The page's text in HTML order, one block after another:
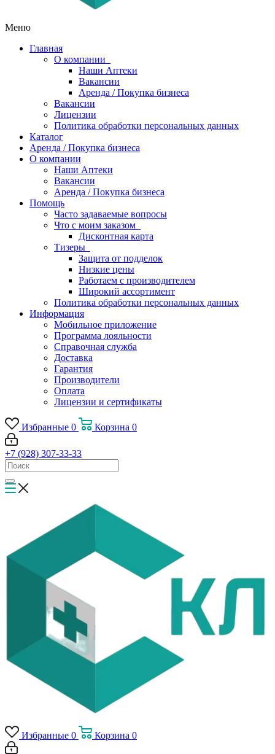
Меню
Главная
О компании
Наши Аптеки
Вакансии
Аренда / Покупка бизнеса
Вакансии
Лицензии
Политика обработки персональных данных
Каталог
Аренда / Покупка бизнеса
О компании
Наши Аптеки
Вакансии
Аренда / Покупка бизнеса
Помощь
Часто задаваемые вопросы
Что с моим заказом
Дисконтная карта
Тизеры
Защита от подделок
Низкие цены
Работаем с производителем
Широкий ассортимент
Политика обработки персональных данных
Информация
Мобильное приложение
Программа лояльности
Справочная служба
Доставка
Гарантия
Производители
Оплата
Лицензии и сертификаты
Избранные 0 Корзина 0
+7 (928) 307-33-33
Избранные 0 Корзина 0